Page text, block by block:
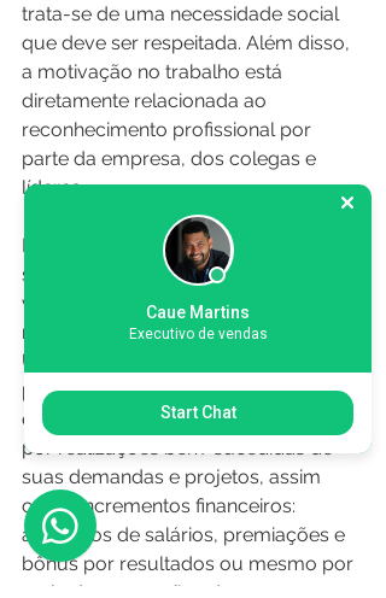
trata-se de uma necessidade social
que deve ser respeitada. Além disso,
a motivação no trabalho está
diretamente relacionada ao
reconhecimento profissional por
parte da empresa, dos colegas e
líderes.
Por isso, quando o colaborador não
se sente reconhecido, respeitado e
valorizado, ele fatalmente ficará bem
menos engajado, produtivo e feliz.
Uma forma de resolver esse
problema é realizando feedbacks,
elogios e parabenizações públicas
por realizações bem-sucedidas de
suas demandas e projetos, assim
como incrementos financeiros:
aumentos de salários, premiações e
bônus por resultados ou mesmo por
meio de promoções de cargo.
Caue Martins
Executivo de vendas
Start Chat